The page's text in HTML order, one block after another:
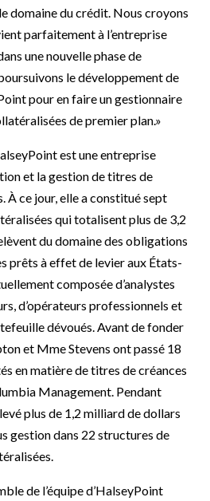
domaine du crédit. Nous croyons
parfaitement à l’entreprise
une nouvelle phase de
le développement de
pour en faire un gestionnaire
de premier plan.»
est une entreprise
et la gestion de titres de
À ce jour, elle a constitué sept
qui totalisent plus de 3,2
du domaine des obligations
prêts à effet de levier aux États-
composée d’analystes
d’opérateurs professionnels et
dévoués. Avant de fonder
et Mme Stevens ont passé 18
en matière de titres de créances
Management. Pendant
plus de 1,2 milliard de dollars
gestion dans 22 structures de
de l’équipe d’HalseyPoint